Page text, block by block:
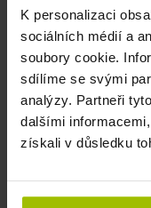
K personalizaci
sociálních médií a
soubory cookie.
sdílíme se svými
analýzy. Partneři
dalšími
získali v důsledku
přenos
se sondou s
Jak je to s
gelu se
Ultrazvukový gel
bezpečný. Gely
10993:
intrakutánní